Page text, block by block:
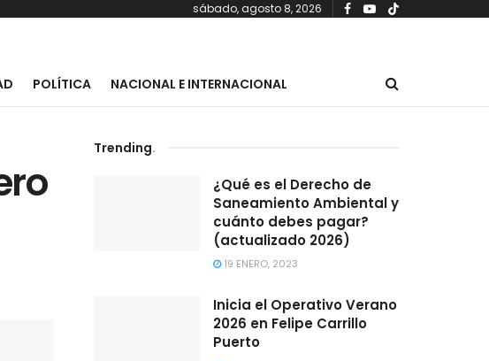
sábado, agosto 8, 2026
POLÍTICA NACIONAL E INTERNACIONAL
Trending.
¿Qué es el Derecho de
Saneamiento Ambiental y
cuánto debes pagar?
(actualizado 2026)
19 ENERO, 2023
Inicia el Operativo Verano
2026 en Felipe Carrillo
Puerto